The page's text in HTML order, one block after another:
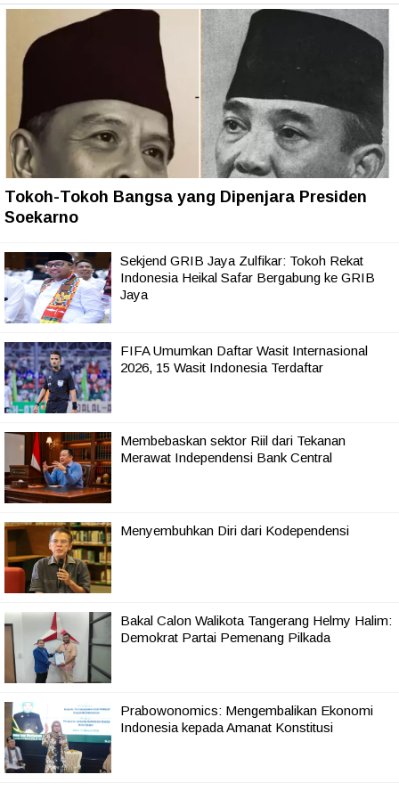
Tokoh-Tokoh Bangsa yang Dipenjara Presiden
Soekarno
Sekjend GRIB Jaya Zulfikar: Tokoh Rekat
Indonesia Heikal Safar Bergabung ke GRIB
Jaya
FIFA Umumkan Daftar Wasit Internasional
2026, 15 Wasit Indonesia Terdaftar
Membebaskan sektor Riil dari Tekanan
Merawat Independensi Bank Central
Menyembuhkan Diri dari Kodependensi
Bakal Calon Walikota Tangerang Helmy Halim:
Demokrat Partai Pemenang Pilkada
Prabowonomics: Mengembalikan Ekonomi
Indonesia kepada Amanat Konstitusi